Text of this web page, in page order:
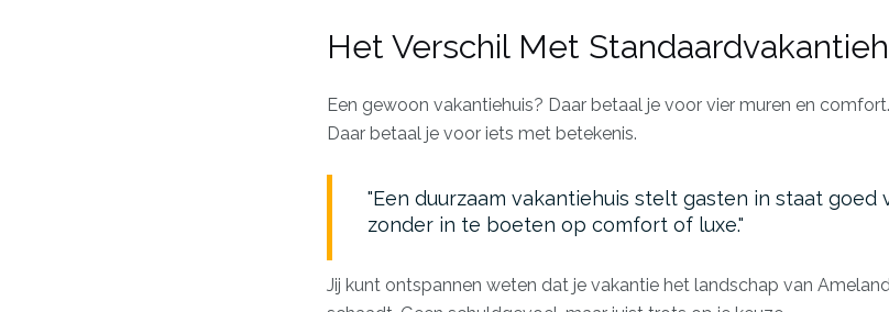
Het Verschil Met
Een gewoon vakantiehuis? Daar betaal je voor vier muren en
Daar betaal je voor iets met betekenis.
Een duurzaam vakantiehuis stelt gasten in staat goed
zonder in te boeten op comfort of luxe.
Jij kunt ontspannen weten dat je vakantie het landschap van